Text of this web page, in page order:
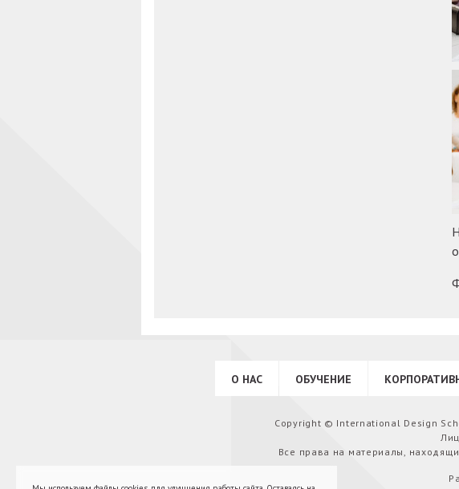
О НАС ОБУЧЕНИЕ
Copyright © International Design
Все права на материалы,